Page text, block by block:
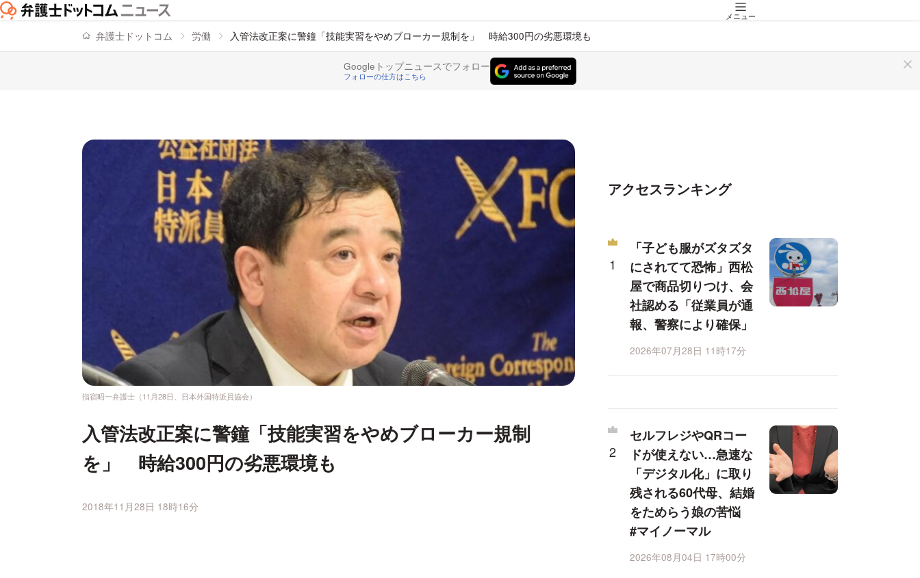
メニュー
弁護士ドットコム 労働 入管法改正案に警鐘「技能実習をやめブローカー規制を」 時給300円の劣悪環境も
Googleトップニュースでフォロー
フォローの仕方はこちら
指宿昭一弁護士（11月28日、日本外国特派員協会）
入管法改正案に警鐘「技能実習をやめブローカー規制
を」 時給300円の劣悪環境も
2018年11月28日 18時16分
アクセスランキング
「子ども服がズタズタ
にされてて恐怖」西松
屋で商品切りつけ、会
社認める「従業員が通
報、警察により確保」
2026年07月28日 11時17分
セルフレジやQRコー
ドが使えない…急速な
「デジタル化」に取り
残される60代母、結婚
をためらう娘の苦悩
#マイノーマル
2026年08月04日 17時00分